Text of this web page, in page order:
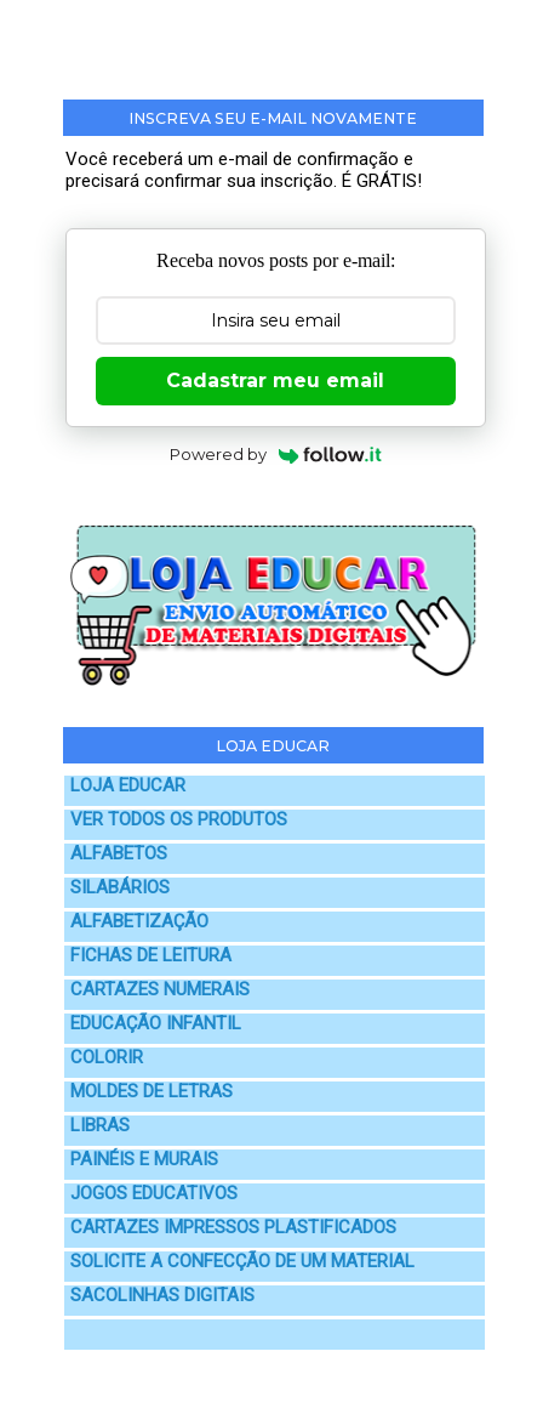
INSCREVA SEU E-MAIL NOVAMENTE
Você receberá um e-mail de confirmação e
precisará confirmar sua inscrição. É GRÁTIS!
Receba novos posts por e-mail:
Cadastrar meu email
Powered by
LOJA EDUCAR
LOJA EDUCAR
VER TODOS OS PRODUTOS
ALFABETOS
SILABÁRIOS
ALFABETIZAÇÃO
FICHAS DE LEITURA
CARTAZES NUMERAIS
EDUCAÇÃO INFANTIL
COLORIR
MOLDES DE LETRAS
LIBRAS
PAINÉIS E MURAIS
JOGOS EDUCATIVOS
CARTAZES IMPRESSOS PLASTIFICADOS
SOLICITE A CONFECÇÃO DE UM MATERIAL
SACOLINHAS DIGITAIS